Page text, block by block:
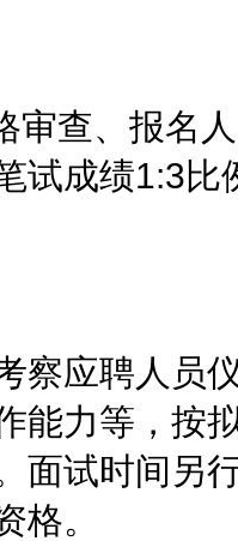
查、报名人
试成绩1:3比
应聘人员仪
能力等，按
面试时间另
格。